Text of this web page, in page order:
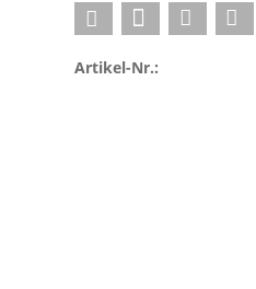
Artikel-Nr.: